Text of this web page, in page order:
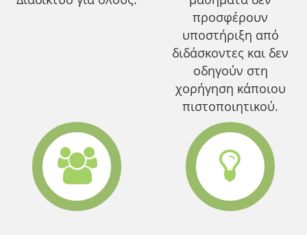
προσφέρουν
υποστήριξη από
διδάσκοντες και δεν
οδηγούν στη
χορήγηση κάποιου
πιστοποιητικού.